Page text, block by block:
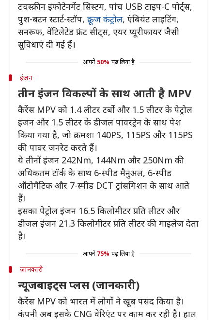
टचस्क्रीन इंफोटेनमेंट सिस्टम, पांच USB टाइप-C पोर्ट्स,
पुश-बटन स्टार्ट-स्टॉप, क्रूज कंट्रोल, एंबियंट लाइटिंग,
सनरूफ, वेंटिलेटेड फ्रंट सीट्स, एयर प्यूरीफायर जैसी
सुविधाएं दी गई हैं।
आपने 50% पढ़ लिया है
इंजन
तीन इंजन विकल्पों के साथ आती है MPV
कैरेंस MPV को 1.4 लीटर टर्बो और 1.5 लीटर के पेट्रोल
इंजन और 1.5 लीटर के डीजल पावरट्रेन के साथ पेश
किया गया है, जो क्रमशः 140PS, 115PS और 115PS
की पावर जनरेट करते हैं।
ये तीनों इंजन 242Nm, 144Nm और 250Nm की
अधिकतम टॉर्क के साथ 6-स्पीड मैनुअल, 6-स्पीड
ऑटोमैटिक और 7-स्पीड DCT ट्रांसमिशन के साथ आते
हैं।
इसका पेट्रोल इंजन 16.5 किलोमीटर प्रति लीटर और
डीजल इंजन 21.3 किलोमीटर प्रति लीटर की माइलेज देता
है।
आपने 75% पढ़ लिया है
जानकारी
न्यूजबाइट्स प्लस (जानकारी)
कैरेंस MPV को भारत में लोगों ने खूब पसंद किया है।
कंपनी अब इसके CNG वेरिएंट पर काम कर रही है। हाल